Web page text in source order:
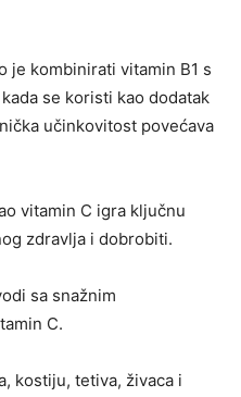
je kombinirati vitamin B1 s
se koristi kao dodatak
učinkovitost povećava
vitamin C igra ključnu
zdravlja i dobrobiti.
sa snažnim
C.
kostiju, tetiva, živaca i